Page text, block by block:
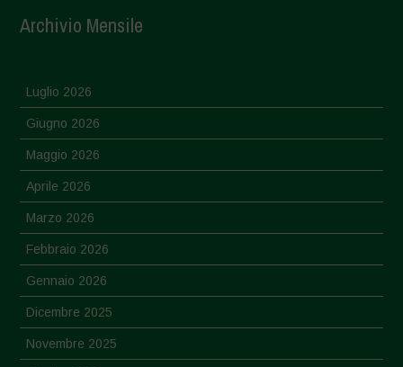
Archivio Mensile
Luglio 2026
Giugno 2026
Maggio 2026
Aprile 2026
Marzo 2026
Febbraio 2026
Gennaio 2026
Dicembre 2025
Novembre 2025